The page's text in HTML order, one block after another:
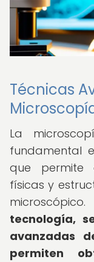
Técnicas
La
fundamental
que permite
físicas y
microscópico.
tecnología,
avanzadas
permiten